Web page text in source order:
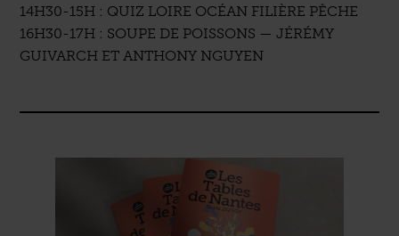
14H30-15H : QUIZ LOIRE OCÉAN FILIÈRE PÊCHE
16H30-17H : SOUPE DE POISSONS — JÉRÉMY
GUIVARCH ET ANTHONY NGUYEN